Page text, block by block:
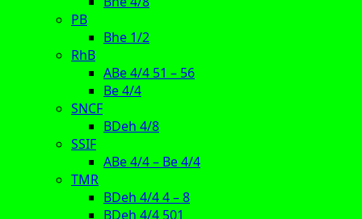
PB
Bhe 1/2
RhB
ABe 4/4 51 – 56
Be 4/4
SNCF
BDeh 4/8
SSIF
ABe 4/4 – Be 4/4
TMR
BDeh 4/4 4 – 8
BDeh 4/4 501